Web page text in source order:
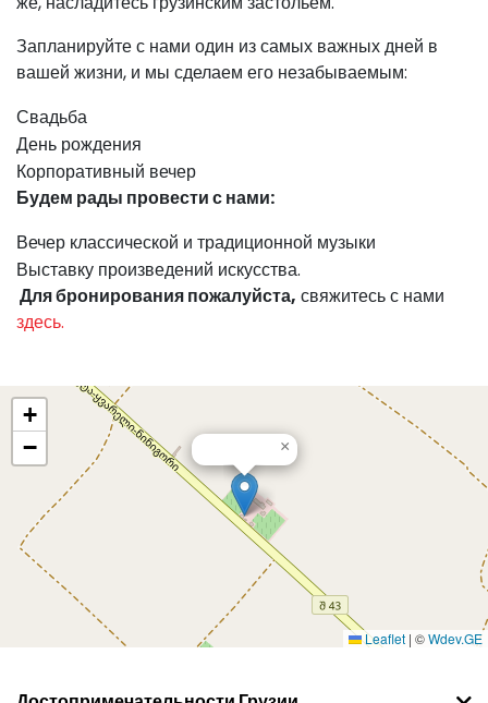
Запланируйте с нами один из самых важных дней в
вашей жизни, и мы сделаем его незабываемым:
Свадьба
День рождения
Корпоративный вечер
Будем рады провести с нами:
Вечер классической и традиционной музыки
Выставку произведений искусства.
Для бронирования пожалуйста, свяжитесь с нами
здесь.
×
+
−
Leaflet | ©Wdev.GE